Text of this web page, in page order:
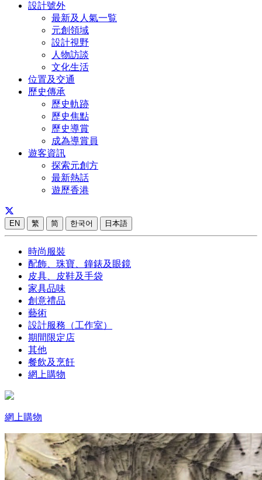
設計號外
最新及人氣一覧
元創領域
設計視野
人物訪談
文化生活
位置及交通
歷史傳承
歷史軌跡
歷史焦點
歷史導賞
成為導賞員
遊客資訊
探索元創方
最新熱話
遊歷香港
EN 繁 简 한국어 日本語
時尚服裝
配飾、珠寶、鐘錶及眼鏡
皮具、皮鞋及手袋
家具品味
創意禮品
藝術
設計服務（工作室）
期間限定店
其他
餐飲及烹飪
網上購物
網上購物